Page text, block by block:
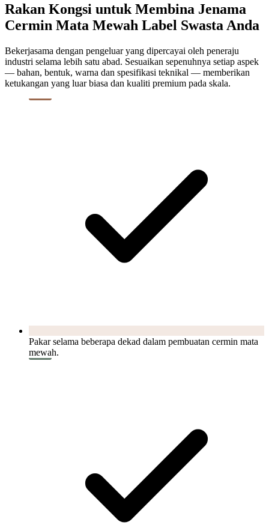
Rakan Kongsi untuk Membina Jenama
Cermin Mata Mewah Label Swasta Anda
Bekerjasama dengan pengeluar yang dipercayai oleh peneraju
industri selama lebih satu abad. Sesuaikan sepenuhnya setiap aspek
— bahan, bentuk, warna dan spesifikasi teknikal — memberikan
ketukangan yang luar biasa dan kualiti premium pada skala.
Pakar selama beberapa dekad dalam pembuatan cermin mata
mewah.